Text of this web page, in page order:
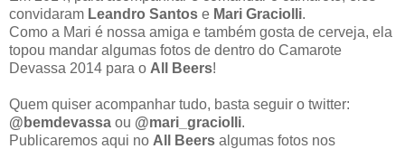
convidaram Leandro Santos e Mari Graciolli.
Como a Mari é nossa amiga e também gosta de cerveja, ela
topou mandar algumas fotos de dentro do Camarote
Devassa 2014 para o All Beers!
Quem quiser acompanhar tudo, basta seguir o twitter:
@bemdevassa ou @mari_graciolli.
Publicaremos aqui no All Beers algumas fotos nos